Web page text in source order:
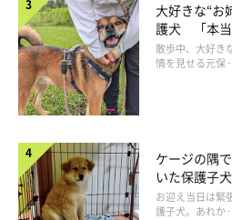
大好きな“お
護犬 「本当
表情にほっ
散歩中、大好き
情を見せる元保
ケージの隅
いた保護子
服し頼もし
お迎え当日は緊
護子犬。あれか